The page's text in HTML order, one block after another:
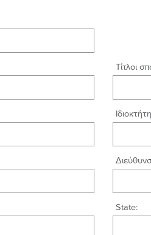
Τίτλοι
State: